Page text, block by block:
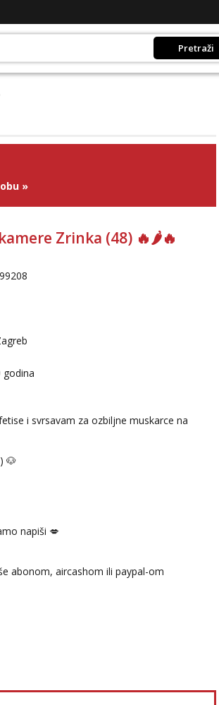
Pretraži
»
Zrinka (48) 🔥🌶️🔥
godina
i svrsavam za ozbiljne muskarce na
🐶
napiši 💋
abonom, aircashom ili paypal-om